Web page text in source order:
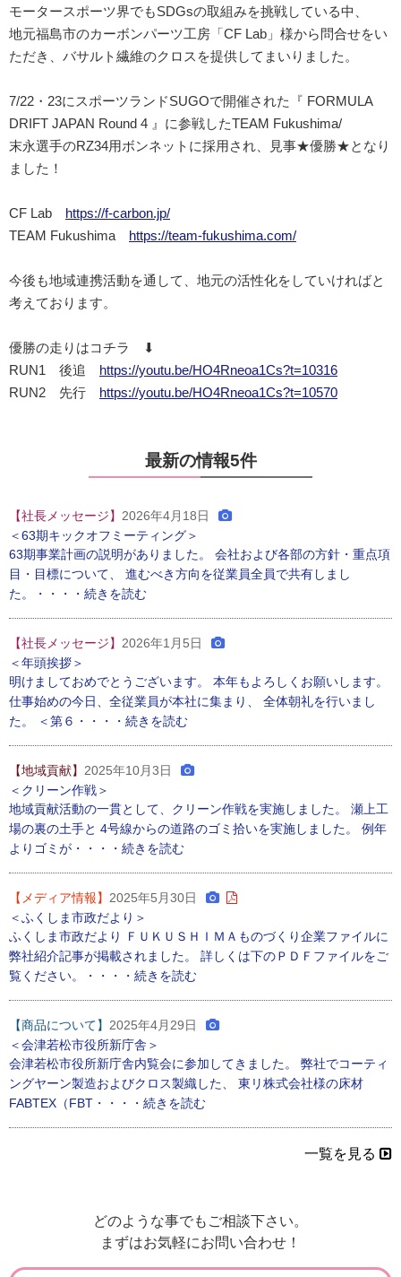
モータースポーツ界でもSDGsの取組みを挑戦している中、
地元福島市のカーボンパーツ工房「CF Lab」様から問合せをい
ただき、バサルト繊維のクロスを提供してまいりました。
7/22・23にスポーツランドSUGOで開催された『 FORMULA
DRIFT JAPAN Round 4 』に参戦したTEAM Fukushima/
末永選手のRZ34用ボンネットに採用され、見事★優勝★となり
ました！
CF Lab https://f-carbon.jp/
TEAM Fukushima https://team-fukushima.com/
今後も地域連携活動を通して、地元の活性化をしていければと
考えております。
優勝の走りはコチラ ⬇
RUN1 後追 https://youtu.be/HO4Rneoa1Cs?t=10316
RUN2 先行 https://youtu.be/HO4Rneoa1Cs?t=10570
最新の情報5件
【社長メッセージ】 2026年4月18日
＜63期キックオフミーティング＞
63期事業計画の説明がありました。 会社および各部の方針・重点項
目・目標について、 進むべき方向を従業員全員で共有しまし
た。・・・・続きを読む
【社長メッセージ】 2026年1月5日
＜年頭挨拶＞
明けましておめでとうございます。 本年もよろしくお願いします。
仕事始めの今日、全従業員が本社に集まり、 全体朝礼を行いまし
た。 ＜第６・・・・続きを読む
【地域貢献】 2025年10月3日
＜クリーン作戦＞
地域貢献活動の一貫として、クリーン作戦を実施しました。 瀬上工
場の裏の土手と 4号線からの道路のゴミ拾いを実施しました。 例年
よりゴミが・・・・続きを読む
【メディア情報】 2025年5月30日
＜ふくしま市政だより＞
ふくしま市政だより ＦＵＫＵＳＨＩＭＡものづくり企業ファイルに
弊社紹介記事が掲載されました。 詳しくは下のＰＤＦファイルをご
覧ください。・・・・続きを読む
【商品について】 2025年4月29日
＜会津若松市役所新庁舎＞
会津若松市役所新庁舎内覧会に参加してきました。 弊社でコーティ
ングヤーン製造およびクロス製織した、 東リ株式会社様の床材
FABTEX（FBT・・・・続きを読む
一覧を見る
どのような事でもご相談下さい。
まずはお気軽にお問い合わせ！